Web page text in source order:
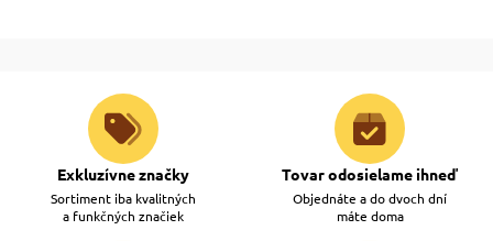
Exkluzívne značky
Sortiment iba kvalitných
a funkčných značiek
Tovar odosielame ihneď
Objednáte a do dvoch dní
máte doma